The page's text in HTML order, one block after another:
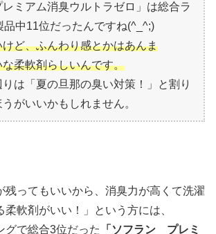
ミアム消臭ウルトラゼロ」は総合ラ
品中11位だったんですね(^_^;)
ど、ふんわり感とかはあんま
柔軟剤らしいんです。
は「夏の旦那の臭い対策！」と割り
がいいかもしれません。
残ってもいいから、消臭力が高くて洗濯
軟剤がいい！」という方には、
グで総合3位だった
「ソフラン プレミ